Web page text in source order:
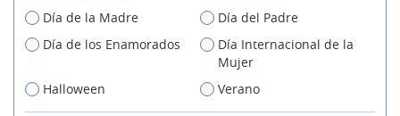
Día de la Madre
Día del Padre
Día de los Enamorados
Día Internacional de la
Mujer
Halloween
Verano